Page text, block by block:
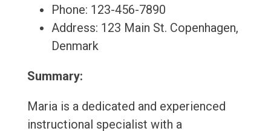
Phone: 123-456-7890
Address: 123 Main St. Copenhagen,
Denmark
Summary:
Maria is a dedicated and experienced
instructional specialist with a